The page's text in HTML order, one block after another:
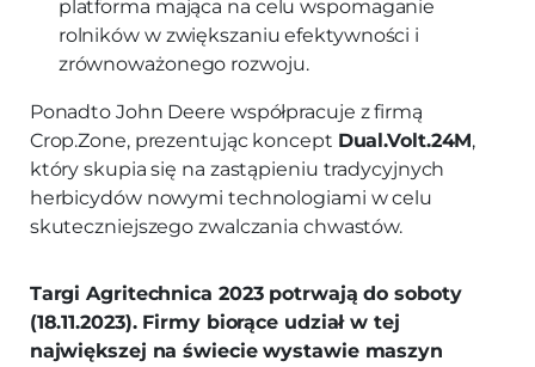
platforma mająca na celu wspomaganie
rolników w zwiększaniu efektywności i
zrównoważonego rozwoju.
Ponadto John Deere współpracuje z firmą
Crop.Zone, prezentując koncept Dual.Volt.24M,
który skupia się na zastąpieniu tradycyjnych
herbicydów nowymi technologiami w celu
skuteczniejszego zwalczania chwastów.
Targi Agritechnica 2023 potrwają do soboty
(18.11.2023). Firmy biorące udział w tej
największej na świecie wystawie maszyn